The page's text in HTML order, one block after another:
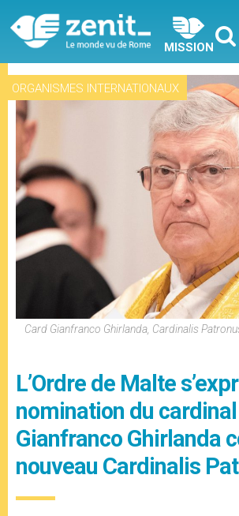
MISSION
ORGANISMES INTERNATIONAUX
Card Gianfranco Ghirlanda, Cardinalis
L’Ordre de Malte
nomination du
Gianfranco Ghirlanda
nouveau Cardinalis